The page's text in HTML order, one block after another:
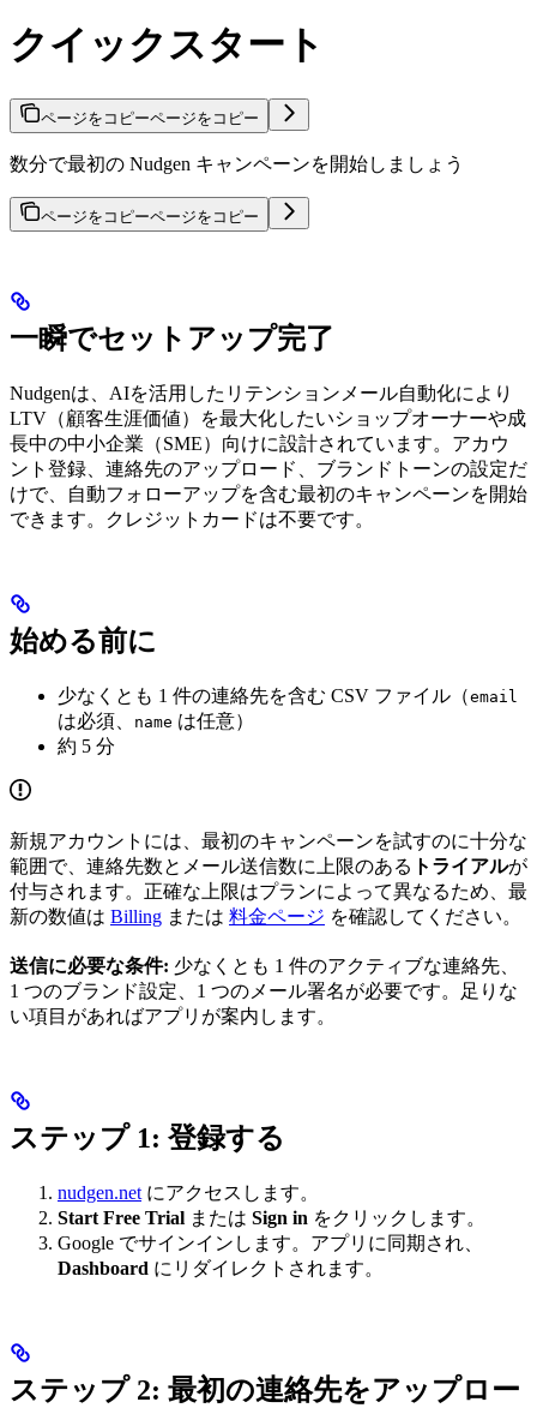
クイックスタート
ページをコピーページをコピー
数分で最初の Nudgen キャンペーンを開始しましょう
ページをコピーページをコピー
一瞬でセットアップ完了
Nudgenは、AIを活用したリテンションメール自動化により
LTV（顧客生涯価値）を最大化したいショップオーナーや成
長中の中小企業（SME）向けに設計されています。アカウ
ント登録、連絡先のアップロード、ブランドトーンの設定だ
けで、自動フォローアップを含む最初のキャンペーンを開始
できます。クレジットカードは不要です。
始める前に
少なくとも 1 件の連絡先を含む CSV ファイル（email
は必須、 name は任意）
約 5 分
新規アカウントには、最初のキャンペーンを試すのに十分な
範囲で、連絡先数とメール送信数に上限のある トライアルが
付与されます。正確な上限はプランによって異なるため、最
新の数値は Billing または 料金ページ を確認してください。
送信に必要な条件: 少なくとも 1 件のアクティブな連絡先、
1 つのブランド設定、1 つのメール署名が必要です。足りな
い項目があればアプリが案内します。
ステップ 1: 登録する
nudgen.net にアクセスします。
Start Free Trial または Sign in をクリックします。
Google でサインインします。アプリに同期され、
Dashboard にリダイレクトされます。
ステップ 2: 最初の連絡先をアップロー